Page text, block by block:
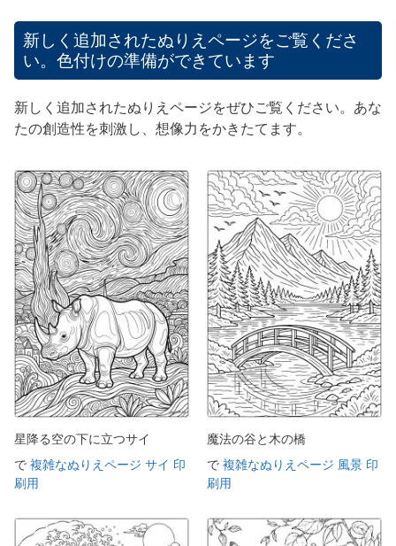
新しく追加されたぬりえページをご覧くださ
い。色付けの準備ができています
新しく追加されたぬりえページをぜひご覧ください。あな
たの創造性を刺激し、想像力をかきたてます。
星降る空の下に立つサイ
で 複雑なぬりえページ サイ 印
刷用
魔法の谷と木の橋
で 複雑なぬりえページ 風景 印
刷用